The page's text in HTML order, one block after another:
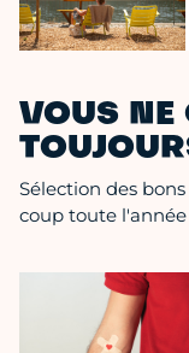
VOUS NE
Sélection des
coup toute l'année